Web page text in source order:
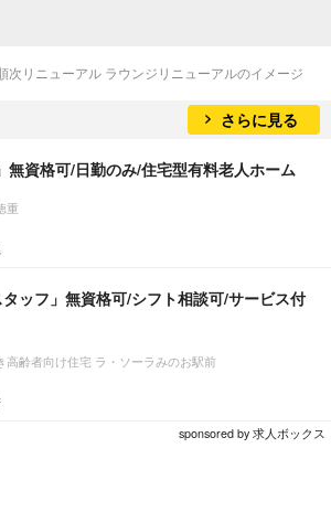
次リニューアル ラウンジリニューアルのイメージ
さらに見る
無資格可/日勤のみ/住宅型有料老人ホーム
重
タッフ」無資格可/シフト相談可/サービス付
高齢者向け住宅 ラ・ソーラみのお駅前
sponsored by 求人ボックス